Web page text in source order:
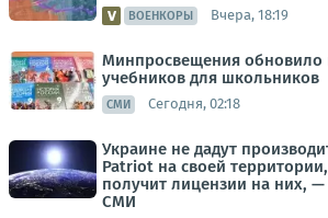
ВОЕНКОРЫ Вчера, 18:19
Минпросвещения обновило
учебников для школьников
СМИ Сегодня, 02:18
Украине не дадут
Patriot на своей
получит лицензии на них,
СМИ